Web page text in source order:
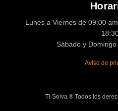
Lunes a Viernes de 09:00
Sábado y Domingo
Aviso de
Ti-Solva ® Todos los